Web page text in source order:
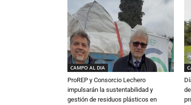
CAMPO AL DIA
ProREP y Consorcio Lechero
impulsarán la sustentabilidad y
gestión de residuos plásticos en